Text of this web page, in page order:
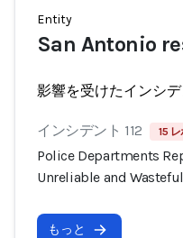
Entity
San Antonio
影響を受けたインシデ
インシデント 112 15
Police Departments
Unreliable and Wasteful
もっと